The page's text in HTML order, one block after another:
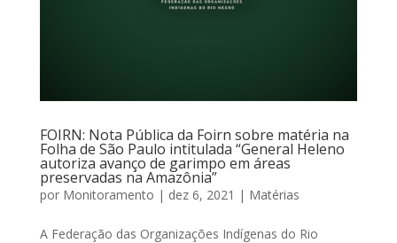
FOIRN: Nota Pública da Foirn sobre matéria na
Folha de São Paulo intitulada “General Heleno
autoriza avanço de garimpo em áreas
preservadas na Amazônia”
por Monitoramento | dez 6, 2021 | Matérias
A Federação das Organizações Indígenas do Rio